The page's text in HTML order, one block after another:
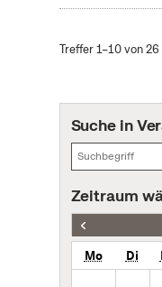
Treffer 1–10 von 26
Suche in
Zeitraum
Mo Di